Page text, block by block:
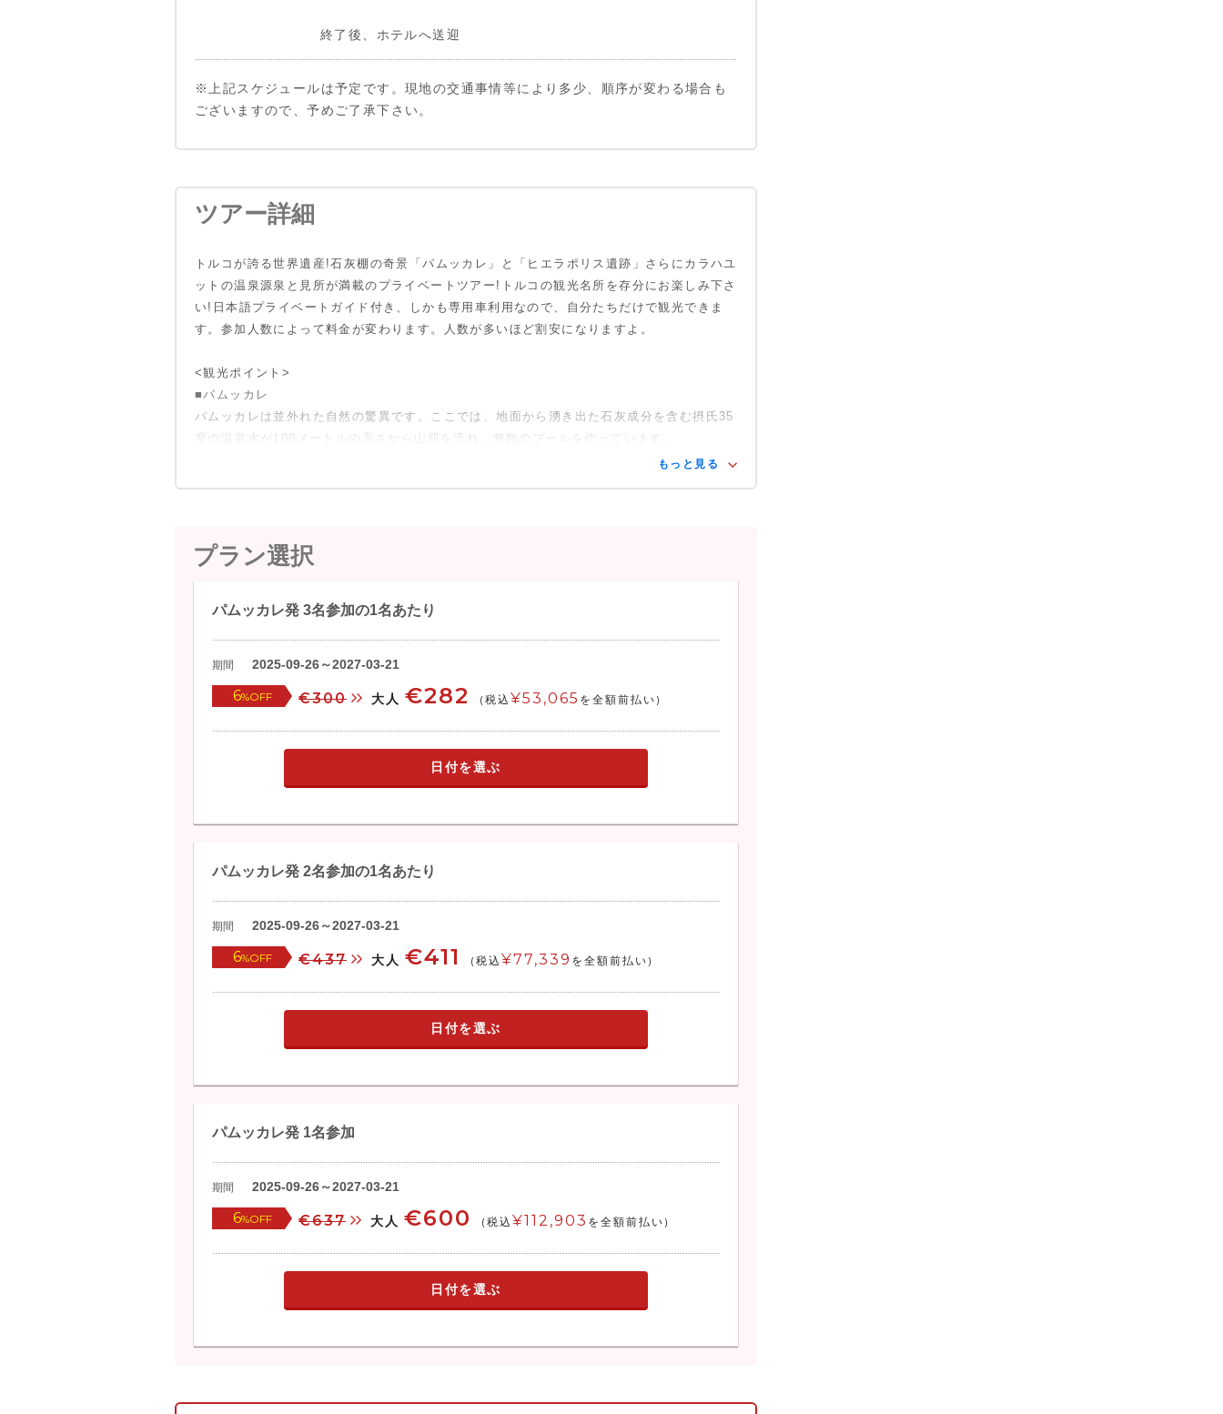
終了後、ホテルへ送迎
※上記スケジュールは予定です。現地の交通事情等により多少、順序が変わる場合も
ございますので、予めご了承下さい。
ツアー詳細
トルコが誇る世界遺産!石灰棚の奇景「パムッカレ」と「ヒエラポリス遺跡」さらにカラハユ
ットの温泉源泉と見所が満載のプライベートツアー!トルコの観光名所を存分にお楽しみ下さ
い!日本語プライベートガイド付き、しかも専用車利用なので、自分たちだけで観光できま
す。参加人数によって料金が変わります。人数が多いほど割安になりますよ。
<観光ポイント>
■パムッカレ
パムッカレは並外れた自然の驚異です。ここでは、地面から湧き出た石灰成分を含む摂氏35
度の温泉水が100メートルの高さから山肌を流れ、無数のプールを作っています。
もっと見る
プラン選択
パムッカレ発 3名参加の1名あたり
期間 2025-09-26～2027-03-21
6%OFF €300 大人 €282 (税込 ¥53,065 を全額前払い)
日付を選ぶ
パムッカレ発 2名参加の1名あたり
期間 2025-09-26～2027-03-21
6%OFF €437 大人 €411 (税込 ¥77,339 を全額前払い)
日付を選ぶ
パムッカレ発 1名参加
期間 2025-09-26～2027-03-21
6%OFF €637 大人 €600 (税込 ¥112,903 を全額前払い)
日付を選ぶ